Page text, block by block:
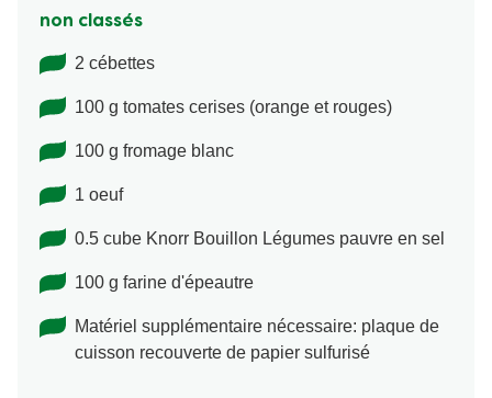
non classés
2 cébettes
100 g tomates cerises (orange et rouges)
100 g fromage blanc
1 oeuf
0.5 cube Knorr Bouillon Légumes pauvre en sel
100 g farine d'épeautre
Matériel supplémentaire nécessaire: plaque de
cuisson recouverte de papier sulfurisé